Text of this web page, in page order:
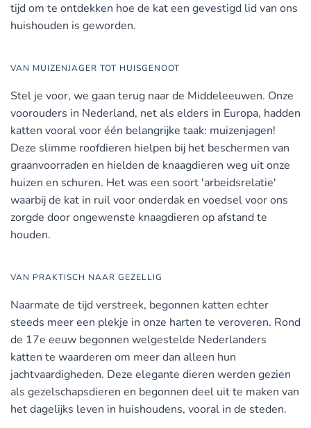
tijd om te ontdekken hoe de kat een gevestigd lid van ons
huishouden is geworden.
VAN MUIZENJAGER TOT HUISGENOOT
Stel je voor, we gaan terug naar de Middeleeuwen. Onze
voorouders in Nederland, net als elders in Europa, hadden
katten vooral voor één belangrijke taak: muizenjagen!
Deze slimme roofdieren hielpen bij het beschermen van
graanvoorraden en hielden de knaagdieren weg uit onze
huizen en schuren. Het was een soort 'arbeidsrelatie'
waarbij de kat in ruil voor onderdak en voedsel voor ons
zorgde door ongewenste knaagdieren op afstand te
houden.
VAN PRAKTISCH NAAR GEZELLIG
Naarmate de tijd verstreek, begonnen katten echter
steeds meer een plekje in onze harten te veroveren. Rond
de 17e eeuw begonnen welgestelde Nederlanders
katten te waarderen om meer dan alleen hun
jachtvaardigheden. Deze elegante dieren werden gezien
als gezelschapsdieren en begonnen deel uit te maken van
het dagelijks leven in huishoudens, vooral in de steden.